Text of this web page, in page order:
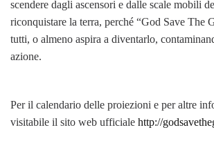
scendere dagli ascensori e dalle scale mobili
riconquistare la terra, perché “God Save The
tutti, o almeno aspira a diventarlo,
azione.
Per il calendario delle proiezioni e per altre
visitabile il sito web ufficiale http://